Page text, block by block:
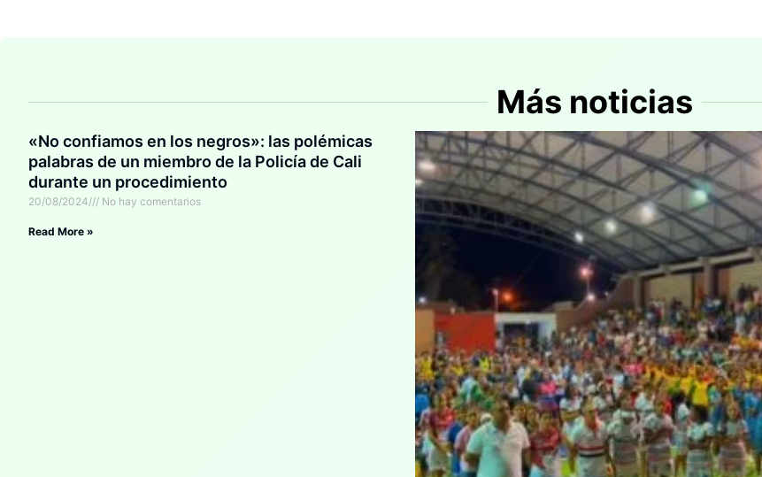
Más noticias
«No confiamos en los negros»: las polémicas
palabras de un miembro de la Policía de Cali
durante un procedimiento
20/08/2024 No hay comentarios
Read More »